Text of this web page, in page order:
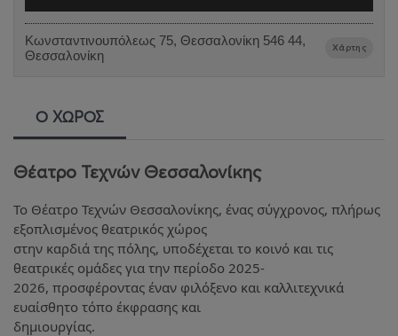
Κωνσταντινουπόλεως 75, Θεσσαλονίκη 546 44,
Θεσσαλονίκη
Χάρτης
Ο ΧΩΡΟΣ
Θέατρο Τεχνών Θεσσαλονίκης
Το Θέατρο Τεχνών Θεσσαλονίκης, ένας σύγχρονος, πλήρως
εξοπλισμένος θεατρικός χώρος
στην καρδιά της πόλης, υποδέχεται το κοινό και τις
θεατρικές ομάδες για την περίοδο 2025-
2026, προσφέροντας έναν φιλόξενο και καλλιτεχνικά
ευαίσθητο τόπο έκφρασης και
δημιουργίας.